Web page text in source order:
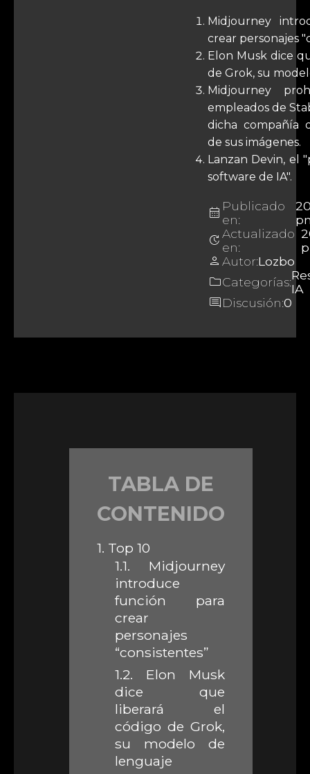
Midjourney
crear personajes
Elon Musk dice
de Grok, su
Midjourney
empleados de
dicha compañía
de sus imágenes.
Lanzan Devin, el
software de IA".
calendar_month Publicado
en:
updateActualizado
en:
person Autor:Lozbo
folderCategorías:IA
commentDiscusión:0
TABLA DE
CONTENIDO
1. Top 10
1.1. Midjourney
introduce
función para
crear
personajes
“consistentes”
1.2. Elon Musk
dice que
liberará el
código de Grok,
su modelo de
lenguaje